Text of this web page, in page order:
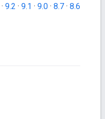
· 9.2 · 9.1 · 9.0 · 8.7 · 8.6